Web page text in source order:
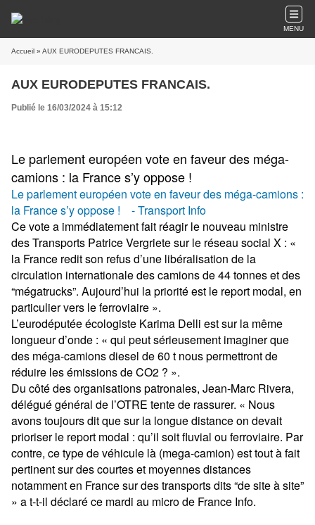
MENU
Accueil » AUX EURODEPUTES FRANCAIS.
AUX EURODEPUTES FRANCAIS.
Publié le 16/03/2024 à 15:12
Le parlement européen vote en faveur des méga-
camions : la France s’y oppose !
Le parlement européen vote en faveur des méga-camions :
la France s’y oppose ! - Transport Info
Ce vote a immédiatement fait réagir le nouveau ministre
des Transports Patrice Vergriete sur le réseau social X : «
la France redit son refus d’une libéralisation de la
circulation internationale des camions de 44 tonnes et des
“mégatrucks”. Aujourd’hui la priorité est le report modal, en
particulier vers le ferroviaire ».
L’eurodéputée écologiste Karima Delli est sur la même
longueur d’onde : « qui peut sérieusement imaginer que
des méga-camions diesel de 60 t nous permettront de
réduire les émissions de CO2 ? ».
Du côté des organisations patronales, Jean-Marc Rivera,
délégué général de l’OTRE tente de rassurer. « Nous
avons toujours dit que sur la longue distance on devait
prioriser le report modal : qu’il soit fluvial ou ferroviaire. Par
contre, ce type de véhicule là (mega-camion) est tout à fait
pertinent sur des courtes et moyennes distances
notamment en France sur des transports dits “de site à site”
» a t-t-il déclaré ce mardi au micro de France Info.